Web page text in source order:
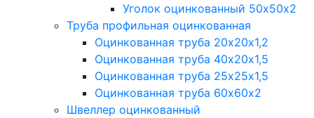
Уголок оцинкованный 50х50х2
Труба профильная оцинкованная
Оцинкованная труба 20х20х1,2
Оцинкованная труба 40х20х1,5
Оцинкованная труба 25х25х1,5
Оцинкованная труба 60х60х2
Швеллер оцинкованный